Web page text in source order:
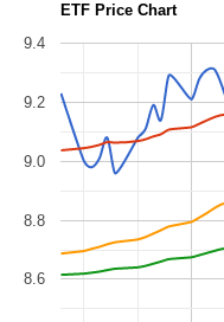
ETF Price Chart
8.6
8.8
9.0
9.2
9.4